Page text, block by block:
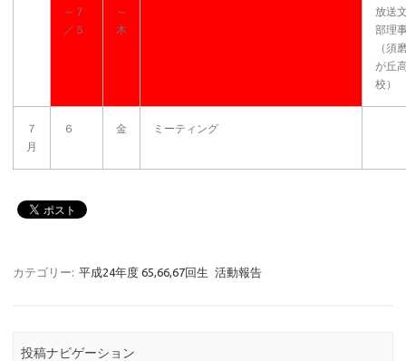
～７
／５
～
木
放送
部理
（須
が丘
校）
７
月
６ 金 ミーティング
カテゴリー: 平成24年度 65,66,67回生 活動報告
投稿ナビゲーション